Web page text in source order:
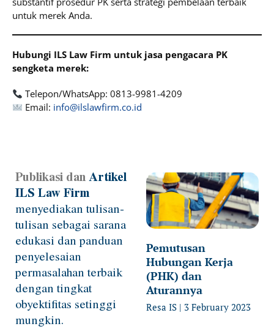
untuk merek Anda.
Hubungi ILS Law Firm untuk jasa pengacara PK
sengketa merek:
Telepon/WhatsApp: 0813-9981-4209
Email: info@ilslawfirm.co.id
Publikasi danArtikel
ILS Law Firm
menyediakan tulisan-
tulisan sebagai sarana
edukasi dan panduan
penyelesaian
permasalahan terbaik
dengan tingkat
obyektifitas setinggi
mungkin.
Pemutusan
Hubungan Kerja
(PHK) dan
Aturannya
Resa IS 3 February 2023
PagePagePagePagePage